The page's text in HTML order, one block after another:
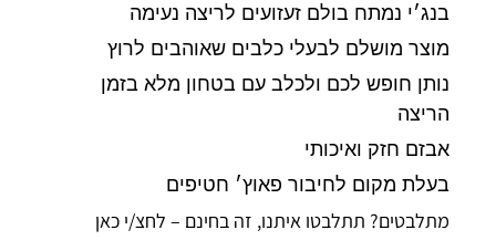
בנג׳י נמתח בולם זעזועים לריצה נעימה
מוצר מושלם לבעלי כלבים שאוהבים לרוץ
נותן חופש לכם ולכלב עם בטחון מלא בזמן
הריצה
אבזם חזק ואיכותי
בעלת מקום לחיבור פאוץ׳ חטיפים
מתלבטים? תתלבטו איתנו, זה בחינם – לחצ/י כאן